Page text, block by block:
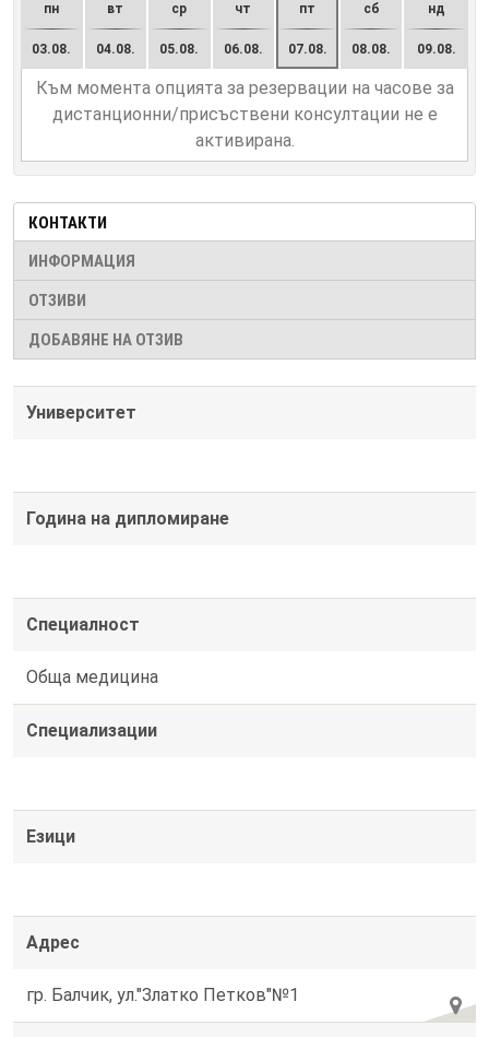
пн
03.08.
вт
04.08.
ср
05.08.
чт
06.08.
пт
07.08.
сб
08.08.
нд
09.08.
Към момента опцията за резервации на часове за
дистанционни/присъствени консултации не е
активирана.
КОНТАКТИ
ИНФОРМАЦИЯ
ОТЗИВИ
ДОБАВЯНЕ НА ОТЗИВ
Университет
Година на дипломиране
Специалност
Обща медицина
Специализации
Езици
Адрес
гр. Балчик, ул."Златко Петков"№1